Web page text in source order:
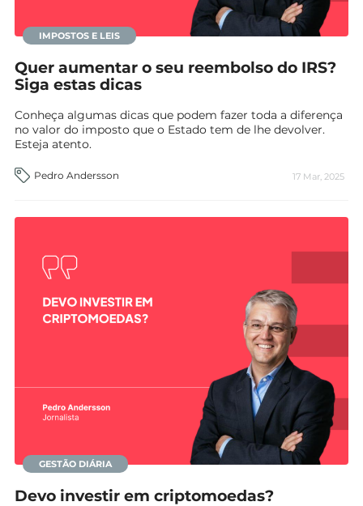
IMPOSTOS E LEIS
Quer aumentar o seu reembolso do IRS?
Siga estas dicas
Conheça algumas dicas que podem fazer toda a diferença
no valor do imposto que o Estado tem de lhe devolver.
Esteja atento.
Pedro Andersson 17 Mar, 2025
GESTÃO DIÁRIA
Devo investir em criptomoedas?